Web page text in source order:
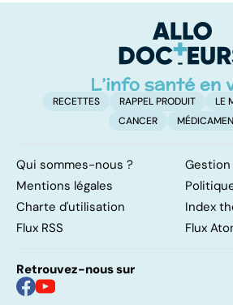
RECETTES RAPPEL PRODUIT
LE
CANCER
Qui sommes-nous ?
Mentions légales
Charte d'utilisation
Index
Flux RSS
Flux
Retrouvez-nous sur